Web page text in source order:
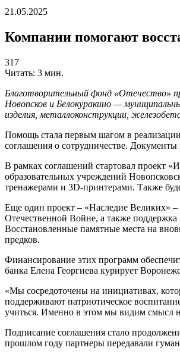
21.05.2025
Компании помогают
317
Читать: 3 мин.
Благотворительный фонд «Отечество»
Новопсков и Белокуракино —
изделия, металлоконструкции,
Помощь стала первым шагом в
соглашения о сотрудничестве.
В рамках соглашений стартовал проект
образовательных учреждений
тренажерами и 3D-принтерами. Также
Еще один проект – «Наследие Великих» –
Отечественной Войне, а также поддержка
Восстановленные памятные места на
предков.
Финансирование этих программ
банка Елена Георгиева курирует
«Мы сосредоточены на инициативах,
поддерживают патриотическое
учиться. Именно в этом мы видим смысл
Подписание соглашения стало
прошлом году партнеры передавали